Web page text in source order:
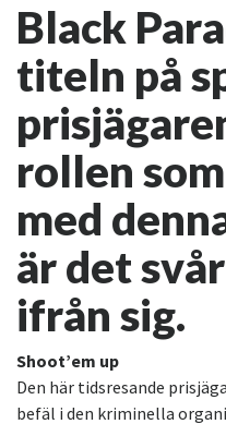
Black
titeln på
rollen
med
är det
ifrån sig.
Shoot’em up
Den här tidsresande
befäl i den kriminella